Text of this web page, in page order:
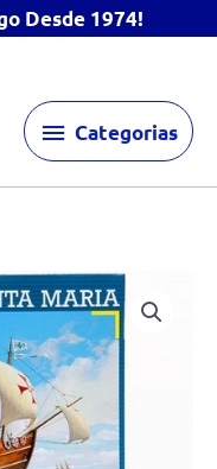
Desde 1974!
Categorias
Categorias